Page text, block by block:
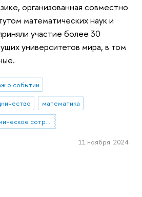
организованная совместно
математических наук и
участие более 30
университетов мира, в том
о событии
математика
Международное академическое сотрудничество
11 ноября 2024